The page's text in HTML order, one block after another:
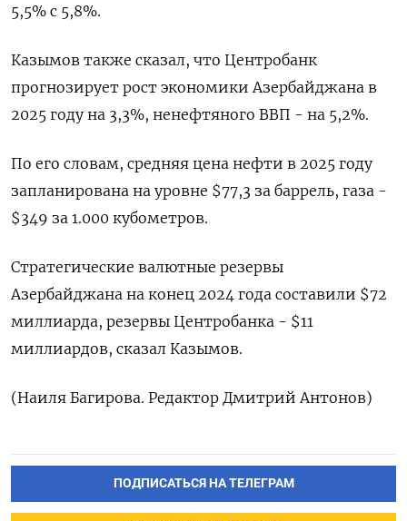
5,5% с 5,8%.
Казымов также сказал, что Центробанк
прогнозирует рост экономики Азербайджана в
2025 году на 3,3%, ненефтяного ВВП - на 5,2%.
По его словам, средняя цена нефти в 2025 году
запланирована на уровне $77,3 за баррель, газа -
$349 за 1.000 кубометров.
Стратегические валютные резервы
Азербайджана на конец 2024 года составили $72
миллиарда, резервы Центробанка - $11
миллиардов, сказал Казымов.
(Наиля Багирова. Редактор Дмитрий Антонов)
ПОДПИСАТЬСЯ НА ТЕЛЕГРАМ